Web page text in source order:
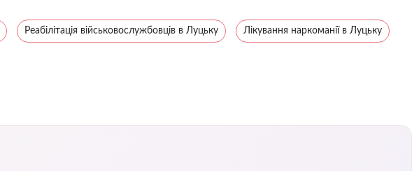
Реабілітація військовослужбовців в Луцьку Лікування наркоманії в Луцьку